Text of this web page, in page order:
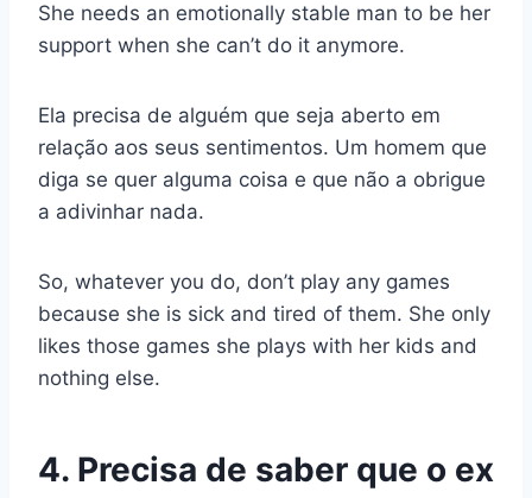
She needs an emotionally stable man to be her
support when she can’t do it anymore.
Ela precisa de alguém que seja aberto em
relação aos seus sentimentos. Um homem que
diga se quer alguma coisa e que não a obrigue
a adivinhar nada.
So, whatever you do, don’t play any games
because she is sick and tired of them. She only
likes those games she plays with her kids and
nothing else.
4. Precisa de saber que o ex